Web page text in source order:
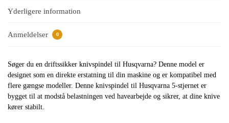
Yderligere information
Anmeldelser 0
Søger du en driftssikker knivspindel til Husqvarna? Denne model er
designet som en direkte erstatning til din maskine og er kompatibel med
flere gængse modeller. Denne knivspindel til Husqvarna 5-stjernet er
bygget til at modstå belastningen ved havearbejde og sikrer, at dine knive
kører stabilt.